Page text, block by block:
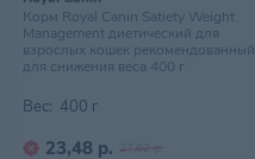
Корм Royal Canin Satiety Weight
Management диетический для
взрослых кошек рекомендованный
для снижения веса 400 г
Вес: 400 г
23,48 р. 27,62 р.